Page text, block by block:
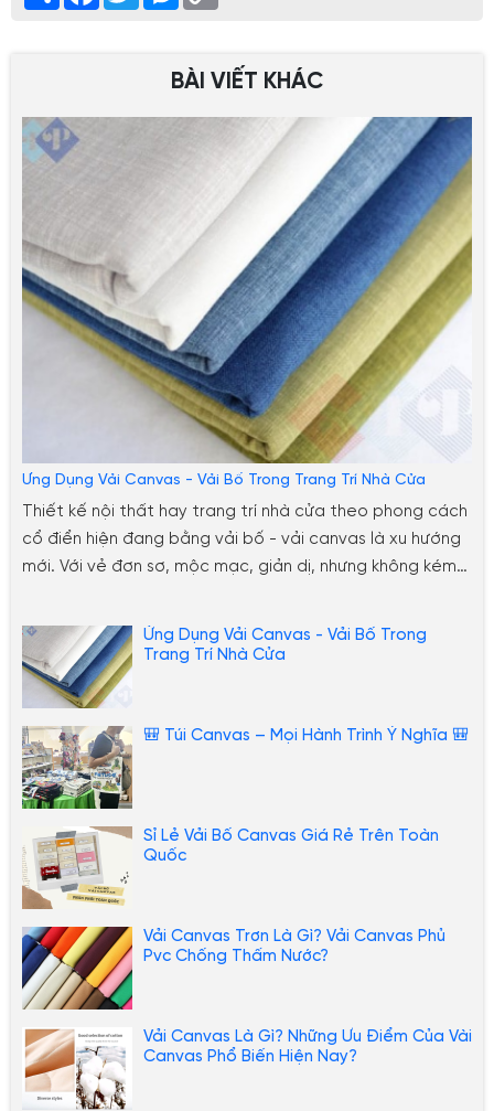
BÀI VIẾT KHÁC
Ứng Dụng Vải Canvas - Vải Bố Trong Trang Trí Nhà Cửa
Thiết kế nội thất hay trang trí nhà cửa theo phong cách
cổ điển hiện đang bằng vải bố - vải canvas là xu hướng
mới. Với vẻ đơn sơ, mộc mạc, giản dị, nhưng không kém
có thể tham kảo thêm, để ứng dụng vải bố
canvas trong việc trang hoàng nhà cửa.
Ứng Dụng Vải Canvas - Vải Bố Trong
Trang Trí Nhà Cửa
🎒 Túi Canvas – Mọi Hành Trình Ý Nghĩa 🎒
Sỉ Lẻ Vải Bố Canvas Giá Rẻ Trên Toàn
Quốc
Vải Canvas Trơn Là Gì? Vải Canvas Phủ
Pvc Chống Thấm Nước?
Vải Canvas Là Gì? Những Ưu Điểm Của Vài
Canvas Phổ Biến Hiện Nay?